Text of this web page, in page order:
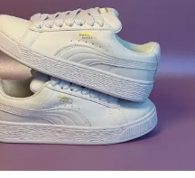
la
página
de
producto